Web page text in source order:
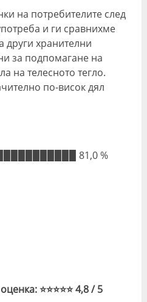
на потребителите след
и ги сравнихме
други хранителни
за подпомагане на
на телесното тегло.
по-висок дял
81,0 %
⭐⭐⭐⭐⭐ 4,8 / 5